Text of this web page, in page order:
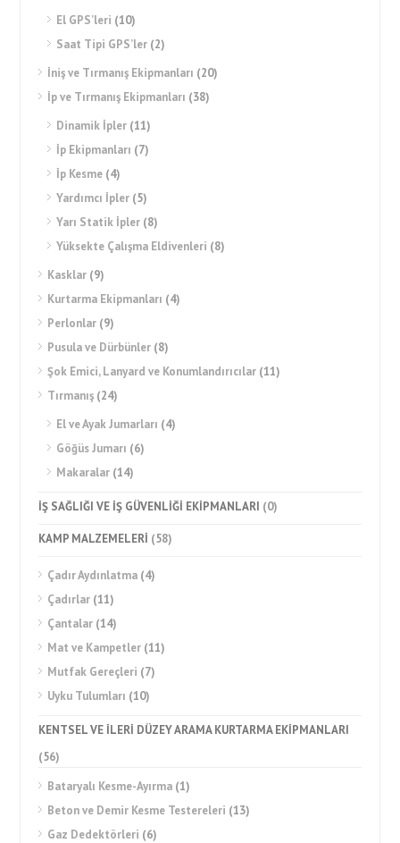
El GPS’leri (10)
Saat Tipi GPS’ler (2)
İniş ve Tırmanış Ekipmanları (20)
İp ve Tırmanış Ekipmanları (38)
Dinamik İpler (11)
İp Ekipmanları (7)
İp Kesme (4)
Yardımcı İpler (5)
Yarı Statik İpler (8)
Yüksekte Çalışma Eldivenleri (8)
Kasklar (9)
Kurtarma Ekipmanları (4)
Perlonlar (9)
Pusula ve Dürbünler (8)
Şok Emici, Lanyard ve Konumlandırıcılar (11)
Tırmanış (24)
El ve Ayak Jumarları (4)
Göğüs Jumarı (6)
Makaralar (14)
İŞ SAĞLIĞI VE İŞ GÜVENLİĞİ EKİPMANLARI (0)
KAMP MALZEMELERİ (58)
Çadır Aydınlatma (4)
Çadırlar (11)
Çantalar (14)
Mat ve Kampetler (11)
Mutfak Gereçleri (7)
Uyku Tulumları (10)
KENTSEL VE İLERİ DÜZEY ARAMA KURTARMA EKİPMANLARI
(56)
Bataryalı Kesme-Ayırma (1)
Beton ve Demir Kesme Testereleri (13)
Gaz Dedektörleri (6)